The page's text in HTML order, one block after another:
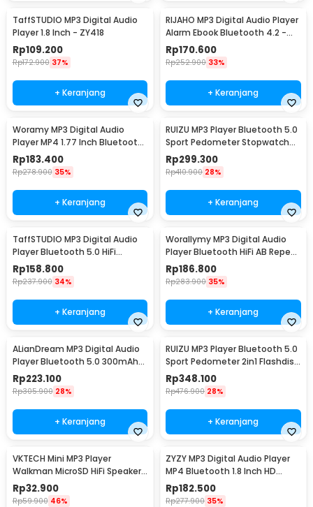
TaffSTUDIO MP3 Digital Audio
Player 1.8 Inch - ZY418
Rp109.200
Rp172.900 37%
+ Keranjang
RIJAHO MP3 Digital Audio Player
Alarm Ebook Bluetooth 4.2 -
ATJ2127
Rp170.600
Rp252.900 33%
+ Keranjang
Woramy MP3 Digital Audio
Player MP4 1.77 Inch Bluetooth
4.2 500mAh 8GB - SD-01
Rp183.400
Rp278.900 35%
+ Keranjang
RUIZU MP3 Player Bluetooth 5.0
Sport Pedometer Stopwatch
Portable Clip 8GB - X52
Rp299.300
Rp410.900 28%
+ Keranjang
TaffSTUDIO MP3 Digital Audio
Player Bluetooth 5.0 HiFi
Touchscreen - OK30
Rp158.800
Rp237.900 34%
+ Keranjang
Worallymy MP3 Digital Audio
Player Bluetooth HiFi AB Repeat
1.77 Inch - S309
Rp186.800
Rp283.900 35%
+ Keranjang
ALianDream MP3 Digital Audio
Player Bluetooth 5.0 300mAh
2.5 Inch - S301
Rp223.100
Rp305.900 28%
+ Keranjang
RUIZU MP3 Player Bluetooth 5.0
Sport Pedometer 2in1 Flashdisk
- X69
Rp348.100
Rp476.900 28%
+ Keranjang
VKTECH Mini MP3 Player
Walkman MicroSD HiFi Speaker
- VK64
Rp32.900
Rp59.900 46%
ZYZY MP3 Digital Audio Player
MP4 Bluetooth 1.8 Inch HD
500mAh 8GB - SD-01/S308
Rp182.500
Rp277.900 35%